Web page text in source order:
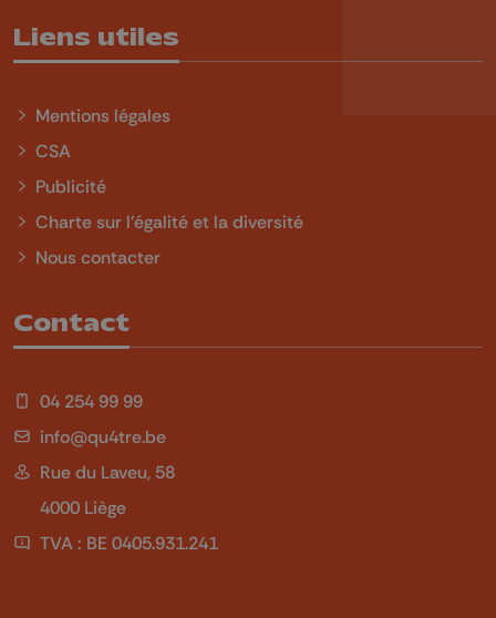
Liens utiles
Mentions légales
CSA
Publicité
Charte sur l'égalité et la diversité
Nous contacter
Contact
04 254 99 99
info@qu4tre.be
Rue du Laveu, 58
4000 Liège
TVA : BE 0405.931.241